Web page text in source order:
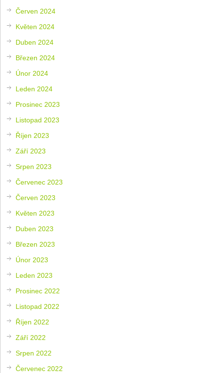
Červen 2024
Květen 2024
Duben 2024
Březen 2024
Únor 2024
Leden 2024
Prosinec 2023
Listopad 2023
Říjen 2023
Září 2023
Srpen 2023
Červenec 2023
Červen 2023
Květen 2023
Duben 2023
Březen 2023
Únor 2023
Leden 2023
Prosinec 2022
Listopad 2022
Říjen 2022
Září 2022
Srpen 2022
Červenec 2022